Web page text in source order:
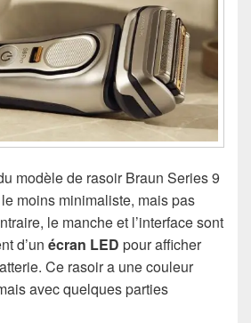
modèle de rasoir Braun Series 9
moins minimaliste, mais pas
le manche et l’interface sont
d’un écran LED pour afficher
Ce rasoir a une couleur
avec quelques parties